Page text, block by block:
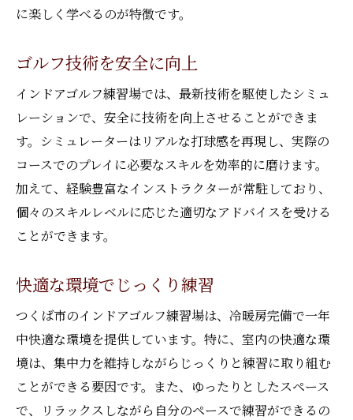
に楽しく学べるのが特徴です。
ゴルフ技術を安全に向上
インドアゴルフ練習場では、最新技術を駆使したシミュ
レーションで、安全に技術を向上させることができま
す。シミュレーターはリアルな打球感を再現し、実際の
コースでのプレイに必要なスキルを効率的に磨けます。
加えて、経験豊富なインストラクターが常駐しており、
個々のスキルレベルに応じた適切なアドバイスを受ける
ことができます。
快適な環境でじっくり練習
つくば市のインドアゴルフ練習場は、冷暖房完備で一年
中快適な環境を提供しています。特に、室内の快適な環
境は、集中力を維持しながらじっくりと練習に取り組む
ことができる要因です。また、ゆったりとしたスペース
で、リラックスしながら自分のペースで練習ができるの